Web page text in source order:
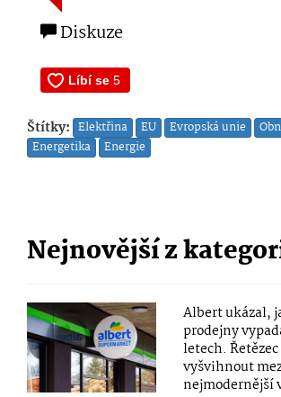
Diskuze
Štítky: Elektřina EU Evropská unie
Energetika
Energie
Nejnovější z
Albert ukázal,
prodejny
letech. Řetězec
vyšvihnout
nejmodernější